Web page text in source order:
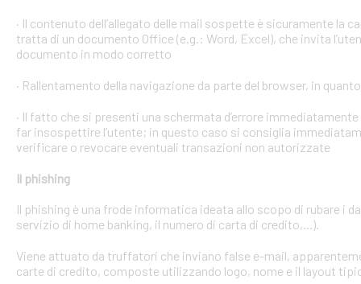
· Il contenuto dell’allegato delle mail sospette è sicuramente
tratta di un documento Office (e.g.: Word, Excel), che invita
documento in modo corretto
· Rallentamento della navigazione da parte del browser, in
· Il fatto che si presenti una schermata d’errore
far insospettire l’utente; in questo caso si consiglia
verificare o revocare eventuali transazioni non autorizzate
Il phishing
Il phishing è una frode informatica ideata allo scopo di rubare i
servizio di home banking, il numero di carta di credito,...).
Viene attuato da truffatori che inviano false e-mail,
carte di credito, composte utilizzando logo, nome e il layout